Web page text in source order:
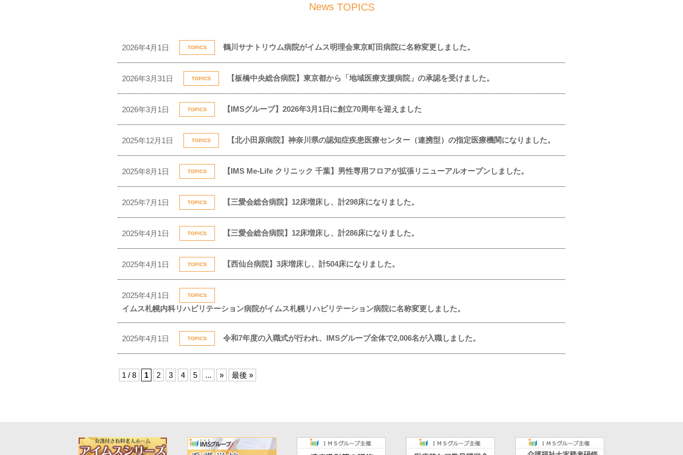
News TOPICS
2026年4月1日 TOPICS 鶴川サナトリウム病院がイムス明理会東京町田病院に名称変更しました。
2026年3月31日 TOPICS 【板橋中央総合病院】東京都から「地域医療支援病院」の承認を受けました。
2026年3月1日 TOPICS 【IMSグループ】2026年3月1日に創立70周年を迎えました
2025年12月1日 TOPICS 【北小田原病院】神奈川県の認知症疾患医療センター（連携型）の指定医療機関になりました。
2025年8月1日 TOPICS 【IMS Me-Life クリニック 千葉】男性専用フロアが拡張リニューアルオープンしました。
2025年7月1日 TOPICS 【三愛会総合病院】12床増床し、計298床になりました。
2025年4月1日 TOPICS 【三愛会総合病院】12床増床し、計286床になりました。
2025年4月1日 TOPICS 【西仙台病院】3床増床し、計504床になりました。
2025年4月1日 TOPICS
イムス札幌内科リハビリテーション病院がイムス札幌リハビリテーション病院に名称変更しました。
2025年4月1日 TOPICS 令和7年度の入職式が行われ、IMSグループ全体で2,006名が入職しました。
1 / 8 1 2 3 4 5 ... » 最後 »